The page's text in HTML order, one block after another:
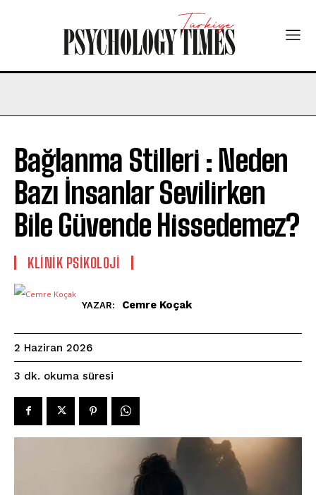
Bağlanma Stilleri : Neden
Bazı İnsanlar Sevilirken
Bile Güvende Hissedemez?
KLINIK PSIKOLOJI
YAZAR: Cemre Koçak
2 Haziran 2026
3 dk. okuma süresi